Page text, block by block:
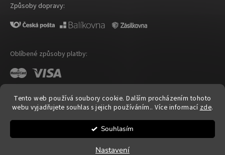
Tento web používá soubory cookie. Dalším procházením tohoto
webu vyjadřujete souhlas s jejich používáním.. Více informací zde.
Souhlasím
Nastavení
Způsoby dopravy:
Oblíbené způsoby platby:
Shoptet |mime digital
OP Cosmetic
Upravit nastavení cookies